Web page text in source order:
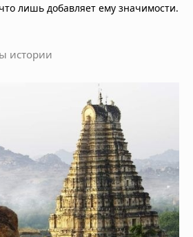
лишь добавляет ему значимости.
истории